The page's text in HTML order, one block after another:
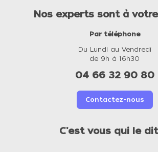
Nos experts sont à
Par téléphone
Du Lundi au Vendredi
de 9h à 16h30
04 66 32 90 80
Contactez-nous
C'est vous qui le